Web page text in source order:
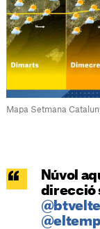
Mapa Setmana
Núvol
direcció